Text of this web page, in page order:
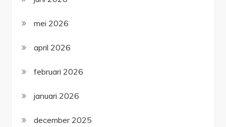
mei 2026
april 2026
februari 2026
januari 2026
december 2025